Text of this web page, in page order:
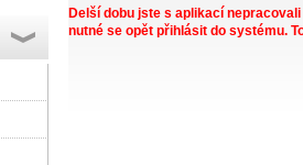
Delší dobu jste s aplikací
nutné se opět přihlásit do systému.